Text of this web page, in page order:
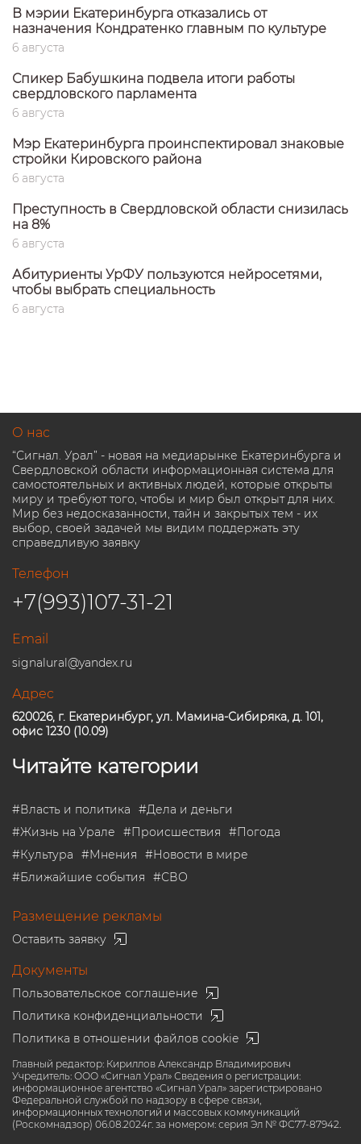
В мэрии Екатеринбурга отказались от
назначения Кондратенко главным по культуре
6 августа
Спикер Бабушкина подвела итоги работы
свердловского парламента
6 августа
Мэр Екатеринбурга проинспектировал знаковые
стройки Кировского района
6 августа
Преступность в Свердловской области снизилась
на 8%
6 августа
Абитуриенты УрФУ пользуются нейросетями,
чтобы выбрать специальность
6 августа
О нас
“Сигнал. Урал” - новая на медиарынке Екатеринбурга и
Свердловской области информационная система для
самостоятельных и активных людей, которые открыты
миру и требуют того, чтобы и мир был открыт для них.
Мир без недосказанности, тайн и закрытых тем - их
выбор, своей задачей мы видим поддержать эту
справедливую заявку
Телефон
+7(993)107-31-21
Email
signalural@yandex.ru
Адрес
620026, г. Екатеринбург, ул. Мамина-Сибиряка, д. 101,
офис 1230 (10.09)
Читайте категории
#Власть и политика #Дела и деньги
#Жизнь на Урале #Происшествия #Погода
#Культура #Мнения #Новости в мире
#Ближайшие события #СВО
Размещение рекламы
Оставить заявку
Документы
Пользовательское соглашение
Политика конфиденциальности
Политика в отношении файлов cookie
Главный редактор: Кириллов Александр Владимирович
Учредитель: ООО «Сигнал Урал» Сведения о регистрации:
информационное агентство «Сигнал Урал» зарегистрировано
Федеральной службой по надзору в сфере связи,
информационных технологий и массовых коммуникаций
(Роскомнадзор) 06.08.2024г. за номером: серия Эл № ФС77-87942.